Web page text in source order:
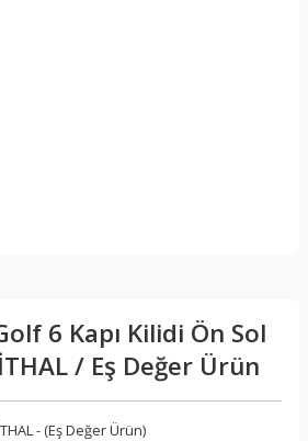
6 Kapı Kilidi Ön Sol
/ Eş Değer Ürün
- (Eş Değer Ürün)